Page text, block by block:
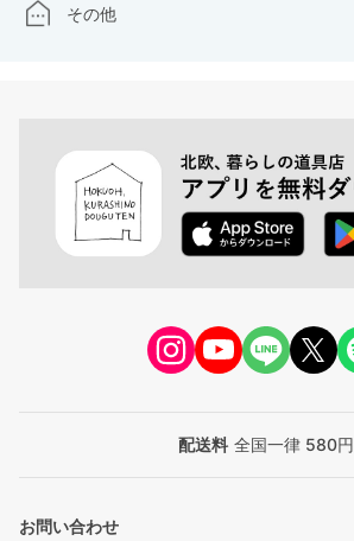
その他
配送料 全国一律 580円
お問い合わせ